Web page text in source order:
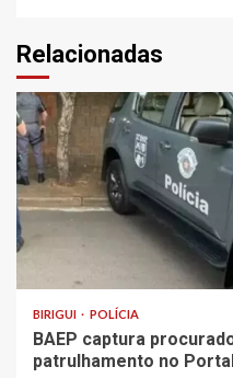
Relacionadas
BIRIGUI POLÍCIA
BAEP captura
patrulhamento no